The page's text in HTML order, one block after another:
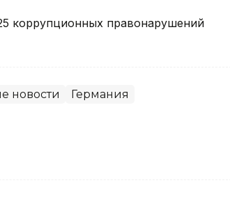
коррупционных правонарушений
новости
Германия